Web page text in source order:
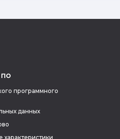
блога фактами
ПО
программного
данных